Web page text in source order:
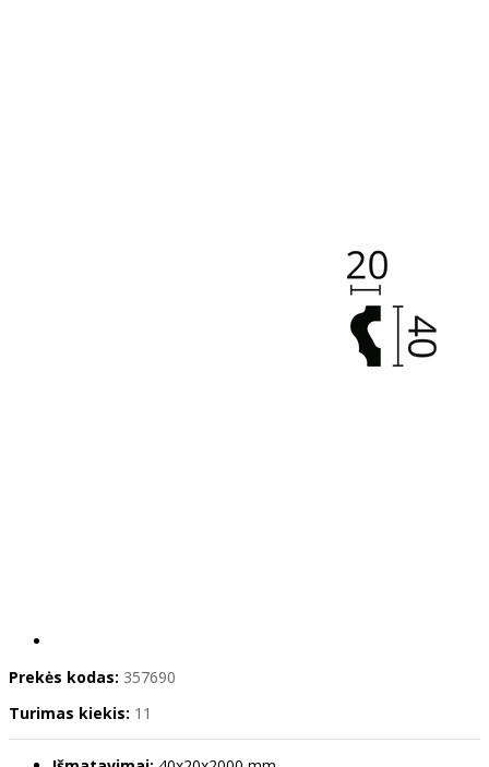
Prekės kodas: 357690
Turimas kiekis: 11